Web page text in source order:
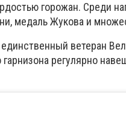
горожан. Среди
медаль Жукова и
ветеран
регулярно